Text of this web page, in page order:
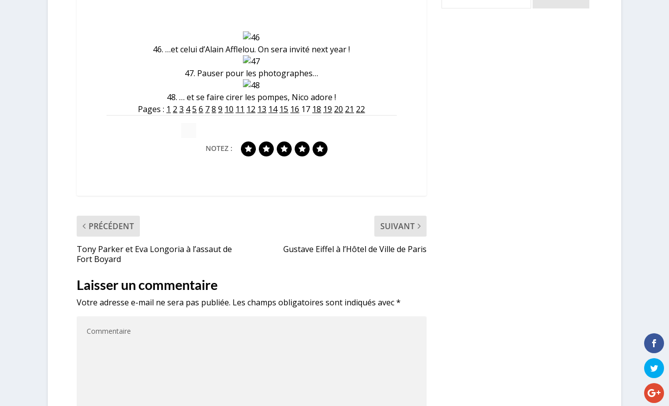
46. …et celui d’Alain Afflelou. On sera invité next year !
47. Pauser pour les photographes…
48. … et se faire cirer les pompes, Nico adore !
Pages : 1 2 3 45 6 78 9 10 11 12 13 14 15 16 17 18 19 20 21 22
NOTEZ :
PRÉCÉDENT
Tony Parker et Eva Longoria à l’assaut de
Fort Boyard
SUIVANT
Gustave Eiffel à l’Hôtel de Ville de Paris
Laisser un commentaire
Votre adresse e-mail ne sera pas publiée. Les champs obligatoires sont indiqués avec*